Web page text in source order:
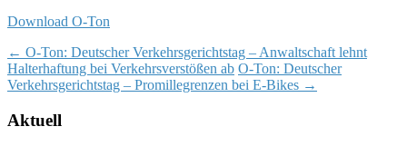
Download O-Ton
Post
navigation
← O-Ton: Deutscher Verkehrsgerichtstag – Anwaltschaft lehnt
Halterhaftung bei Verkehrsverstößen ab O-Ton: Deutscher
Verkehrsgerichtstag – Promillegrenzen bei E-Bikes →
Aktuell